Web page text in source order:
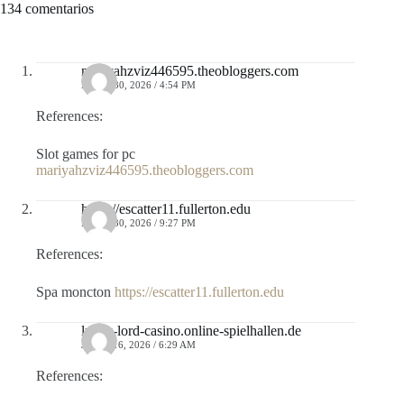
134 comentarios
mariyahzviz446595.theobloggers.com
MAYO 30, 2026 / 4:54 PM
References:
Slot games for pc
mariyahzviz446595.theobloggers.com
https://escatter11.fullerton.edu
MAYO 30, 2026 / 9:27 PM
References:
Spa moncton https://escatter11.fullerton.edu
lucky-lord-casino.online-spielhallen.de
JUNIO 16, 2026 / 6:29 AM
References: